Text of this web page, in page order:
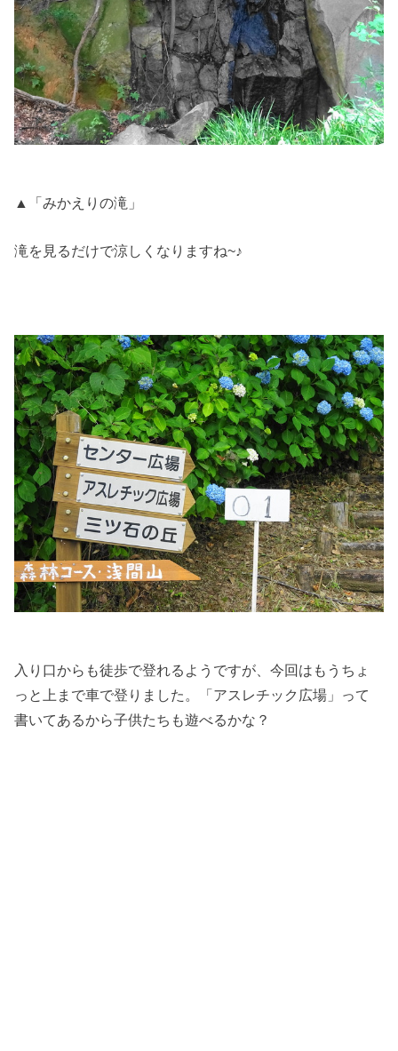
▲「みかえりの滝」
滝を見るだけで涼しくなりますね~♪
入り口からも徒歩で登れるようですが、今回はもうちょ
っと上まで車で登りました。「アスレチック広場」って
書いてあるから子供たちも遊べるかな？